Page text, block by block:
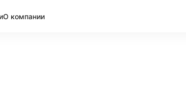
О компании